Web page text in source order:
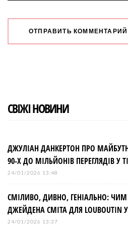
СВІЖІ НОВИНИ
ДЖУЛІАН ДАНКЕРТОН ПРО
90-Х ДО МІЛЬЙОНІВ ПЕРЕГЛЯДІВ У
24/01/2026 13:48
СМІЛИВО, ДИВНО, ГЕНІАЛЬНО:
ДЖЕЙДЕНА СМІТА ДЛЯ LOUBOUTIN
24/01/2026 13:37